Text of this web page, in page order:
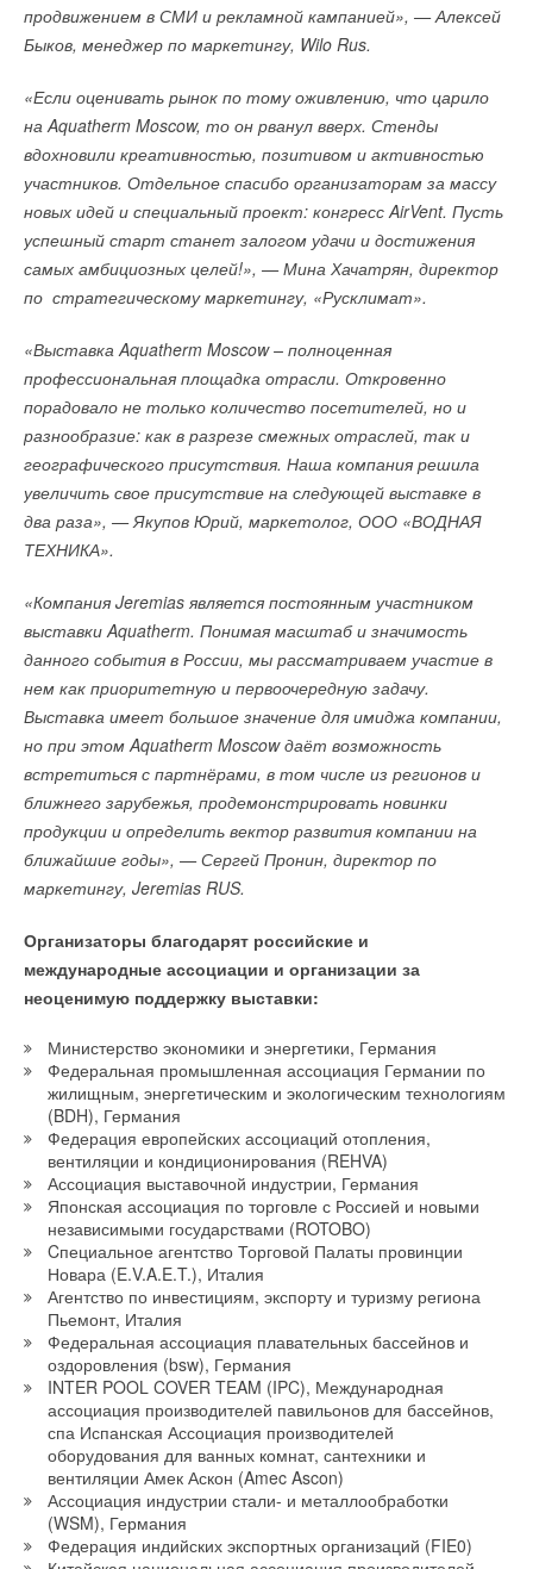
продвижением в СМИ и рекламной кампанией», — Алексей
Быков, менеджер по маркетингу, Wilo Rus.
«Если оценивать рынок по тому оживлению, что царило
на Aquatherm Moscow, то он рванул вверх. Стенды
вдохновили креативностью, позитивом и активностью
участников. Отдельное спасибо организаторам за массу
новых идей и специальный проект: конгресс AirVent. Пусть
успешный старт станет залогом удачи и достижения
самых амбициозных целей!», — Мина Хачатрян, директор
по стратегическому маркетингу, «Русклимат».
«Выставка Aquatherm Moscow – полноценная
профессиональная площадка отрасли. Откровенно
порадовало не только количество посетителей, но и
разнообразие: как в разрезе смежных отраслей, так и
географического присутствия. Наша компания решила
увеличить свое присутствие на следующей выставке в
два раза», — Якупов Юрий, маркетолог, ООО «ВОДНАЯ
ТЕХНИКА».
«Компания Jeremias является постоянным участником
выставки Aquatherm. Понимая масштаб и значимость
данного события в России, мы рассматриваем участие в
нем как приоритетную и первоочередную задачу.
Выставка имеет большое значение для имиджа компании,
но при этом Aquatherm Moscow даёт возможность
встретиться с партнёрами, в том числе из регионов и
ближнего зарубежья, продемонстрировать новинки
продукции и определить вектор развития компании на
ближайшие годы», — Сергей Пронин, директор по
маркетингу, Jeremias RUS.
Организаторы благодарят российские и
международные ассоциации и организации за
неоценимую поддержку выставки:
Министерство экономики и энергетики, Германия
Федеральная промышленная ассоциация Германии по
жилищным, энергетическим и экологическим технологиям
(BDH), Германия
Федерация европейских ассоциаций отопления,
вентиляции и кондиционирования (REHVA)
Ассоциация выставочной индустрии, Германия
Японская ассоциация по торговле с Россией и новыми
независимыми государствами (ROTOBO)
Cпециальное агентство Торговой Палаты провинции
Новара (E.V.A.E.T.), Италия
Агентство по инвестициям, экспорту и туризму региона
Пьемонт, Италия
Федеральная ассоциация плавательных бассейнов и
оздоровления (bsw), Германия
INTER POOL COVER TEAM (IPC), Международная
ассоциация производителей павильонов для бассейнов,
спа Испанская Ассоциация производителей
оборудования для ванных комнат, сантехники и
вентиляции Амек Аскон (Amec Ascon)
Ассоциация индустрии стали- и металлообработки
(WSM), Германия
Федерация индийских экспортных организаций (FIE0)